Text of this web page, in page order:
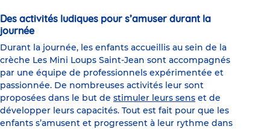
Des activités ludiques pour s’amuser durant la
journée
Durant la journée, les enfants accueillis au sein de la
crèche Les Mini Loups Saint-Jean sont accompagnés
par une équipe de professionnels expérimentée et
passionnée. De nombreuses activités leur sont
proposées dans le but de stimuler leurs sens et de
développer leurs capacités. Tout est fait pour que les
enfants s’amusent et progressent à leur rythme dans